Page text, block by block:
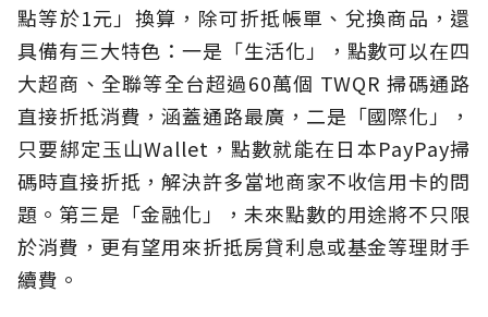
點等於1元」換算，除可折抵帳單、兌換商品，還
具備有三大特色：一是「生活化」，點數可以在四
大超商、全聯等全台超過60萬個 TWQR 掃碼通路
直接折抵消費，涵蓋通路最廣，二是「國際化」，
只要綁定玉山Wallet，點數就能在日本PayPay掃
碼時直接折抵，解決許多當地商家不收信用卡的問
題。第三是「金融化」，未來點數的用途將不只限
於消費，更有望用來折抵房貸利息或基金等理財手
續費。